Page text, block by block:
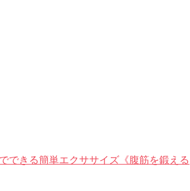
でできる簡単エクササイズ《腹筋を鍛える